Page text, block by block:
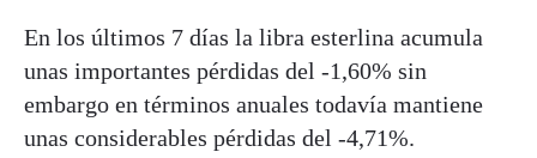
En los últimos 7 días la libra esterlina acumula
unas importantes pérdidas del -1,60% sin
embargo en términos anuales todavía mantiene
unas considerables pérdidas del -4,71%.